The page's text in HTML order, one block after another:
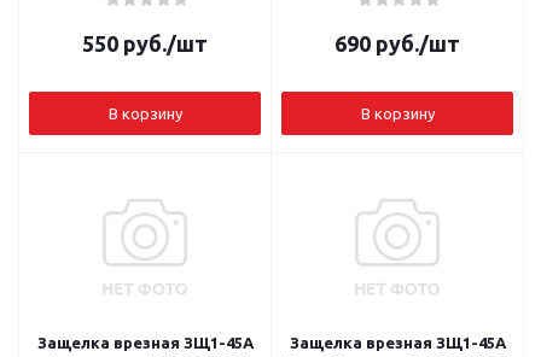
550 руб./шт
В корзину
690 руб./шт
В корзину
Защелка врезная ЗЩ1-45А
Защелка врезная ЗЩ1-45А